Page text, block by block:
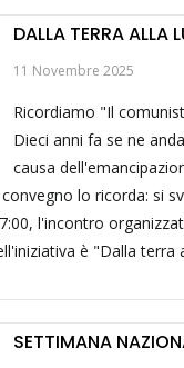
DALLA TERRA ALLA
11 Novembre 2025
Ricordiamo "Il
Dieci anni fa se ne
causa
lo ricorda: si
l'incontro
è "Dalla terra
SETTIMANA